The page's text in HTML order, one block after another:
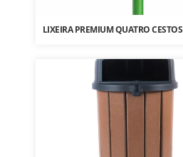
LIXEIRA PREMIUM QUATRO CESTOS